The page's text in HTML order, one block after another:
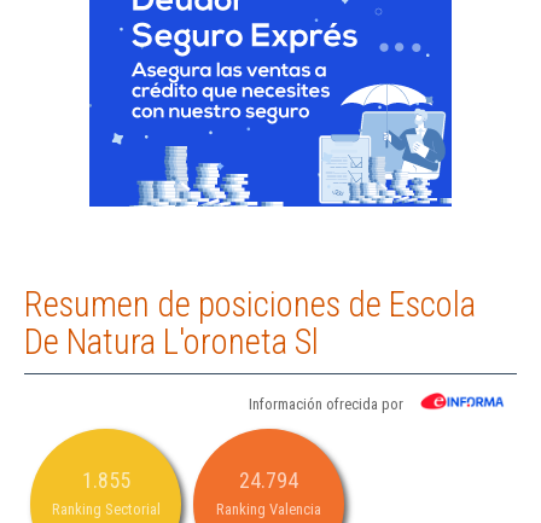
Resumen de posiciones de Escola
De Natura L'oroneta Sl
Información ofrecida por
1.855
Ranking Sectorial
24.794
Ranking Valencia